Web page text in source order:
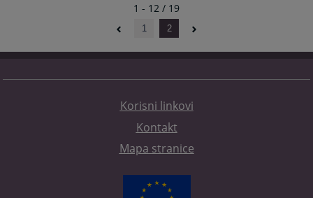
1 - 12 / 19
1 2
Korisni linkovi
Kontakt
Mapa stranice